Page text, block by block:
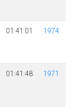
01:41:01 1974
01:41:48 1971